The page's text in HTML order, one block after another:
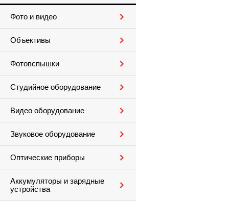
Фото и видео
Объективы
Фотовспышки
Студийное оборудование
Видео оборудование
Звуковое оборудование
Оптические приборы
Аккумуляторы и зарядные
устройства